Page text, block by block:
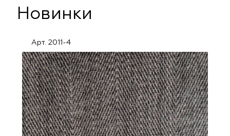
Новинки
Арт. 2011-4